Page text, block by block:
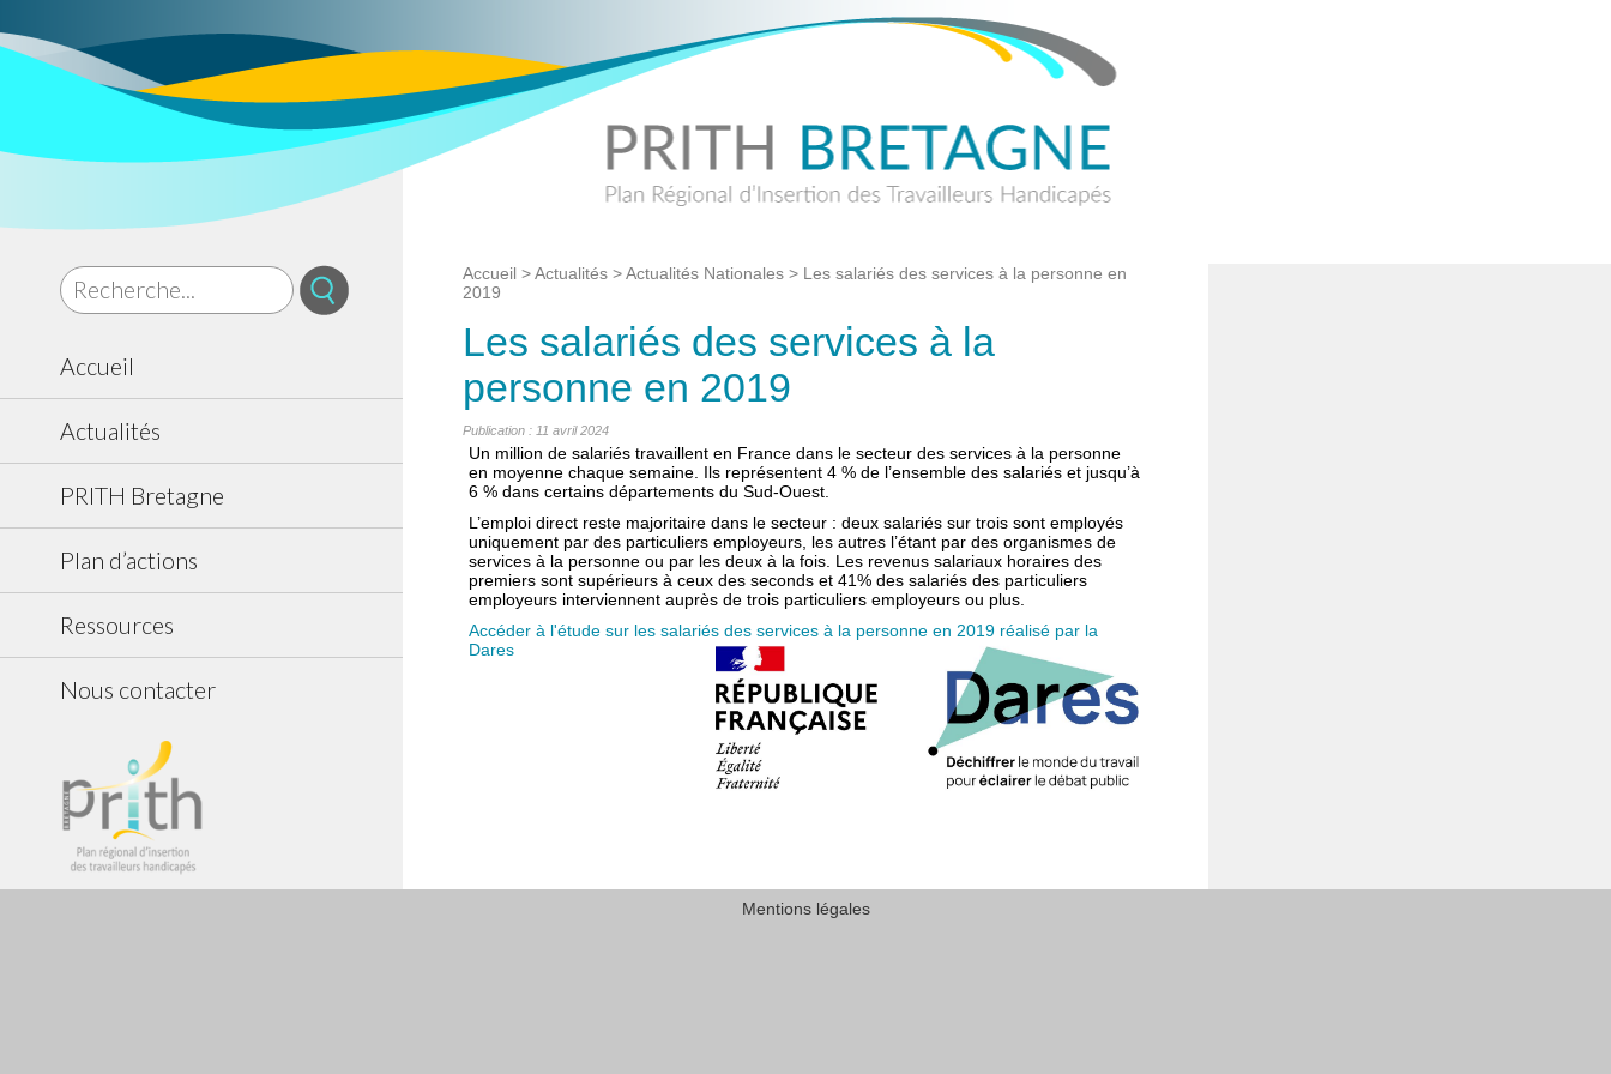
Accueil
Actualités
PRITH Bretagne
Plan d’actions
Ressources
Nous contacter
Accueil >Actualités >Actualités Nationales > Les salariés des services à la personne en
2019
Les salariés des services à la
personne en 2019
Publication : 11 avril 2024
Un million de salariés travaillent en France dans le secteur des services à la personne
en moyenne chaque semaine. Ils représentent 4 % de l’ensemble des salariés et jusqu’à
6 % dans certains départements du Sud-Ouest.
L’emploi direct reste majoritaire dans le secteur : deux salariés sur trois sont employés
uniquement par des particuliers employeurs, les autres l’étant par des organismes de
services à la personne ou par les deux à la fois. Les revenus salariaux horaires des
premiers sont supérieurs à ceux des seconds et 41% des salariés des particuliers
employeurs interviennent auprès de trois particuliers employeurs ou plus.
Accéder à l'étude sur les salariés des services à la personne en 2019 réalisé par la
Dares
Mentions légales